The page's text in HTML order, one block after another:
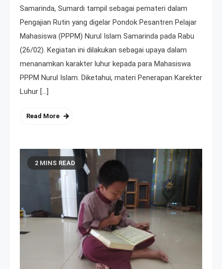
Samarinda, Sumardi tampil sebagai pemateri dalam
Pengajian Rutin yang digelar Pondok Pesantren Pelajar
Mahasiswa (PPPM) Nurul Islam Samarinda pada Rabu
(26/02). Kegiatan ini dilakukan sebagai upaya dalam
menanamkan karakter luhur kepada para Mahasiswa
PPPM Nurul Islam. Diketahui, materi Penerapan Karekter
Luhur […]
Read More
2 MINS READ